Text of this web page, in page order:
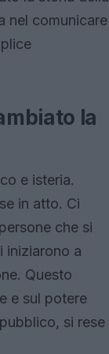
nel comunicare
la
e isteria.
in atto. Ci
che si
iniziarono a
Questo
e sul potere
si rese